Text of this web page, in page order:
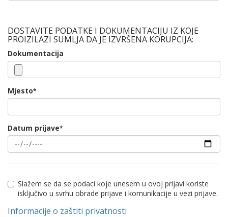
DOSTAVITE PODATKE I DOKUMENTACIJU IZ KOJE
PROIZILAZI SUMLJA DA JE IZVRŠENA KORUPCIJA:
Dokumentacija
Mjesto*
Datum prijave*
Slažem se da se podaci koje unesem u ovoj prijavi koriste
isključivo u svrhu obrade prijave i komunikacije u vezi prijave.
Informacije o zaštiti privatnosti